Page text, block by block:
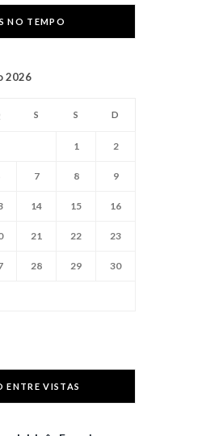
NO TEMPO
2026
S S D
1 2
7 8 9
14 15 16
21 22 23
28 29 30
ENTRE VISTAS